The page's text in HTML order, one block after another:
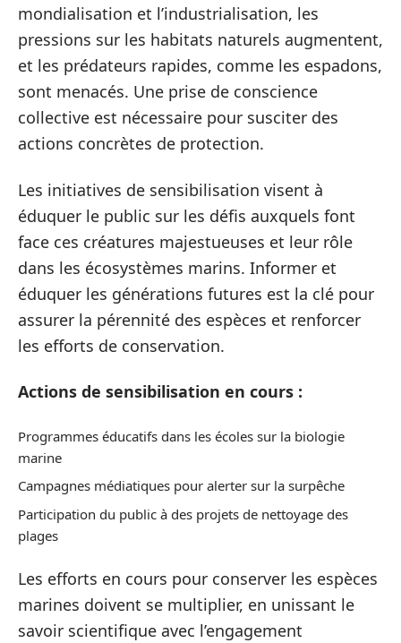
mondialisation et l’industrialisation, les
pressions sur les habitats naturels augmentent,
et les prédateurs rapides, comme les espadons,
sont menacés. Une prise de conscience
collective est nécessaire pour susciter des
actions concrètes de protection.
Les initiatives de sensibilisation visent à
éduquer le public sur les défis auxquels font
face ces créatures majestueuses et leur rôle
dans les écosystèmes marins. Informer et
éduquer les générations futures est la clé pour
assurer la pérennité des espèces et renforcer
les efforts de conservation.
Actions de sensibilisation en cours :
Programmes éducatifs dans les écoles sur la biologie
marine
Campagnes médiatiques pour alerter sur la surpêche
Participation du public à des projets de nettoyage des
plages
Les efforts en cours pour conserver les espèces
marines doivent se multiplier, en unissant le
savoir scientifique avec l’engagement